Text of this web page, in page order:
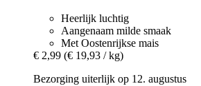
Heerlijk luchtig
Aangenaam milde smaak
Met Oostenrijkse mais
€ 2,99 (€ 19,93 / kg)
Bezorging uiterlijk op 12. augustus